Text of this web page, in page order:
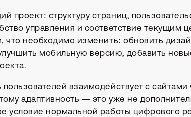
о
проект. Иногда — одно точное решение. В
обсудим возможные варианты и
проект: структуру страниц,
управления и соответствие текущим
что необходимо изменить: обновить
мобильную версию, добавить
взаимодействует с сайтами
адаптивность — это уже не
условие нормальной работы цифрового